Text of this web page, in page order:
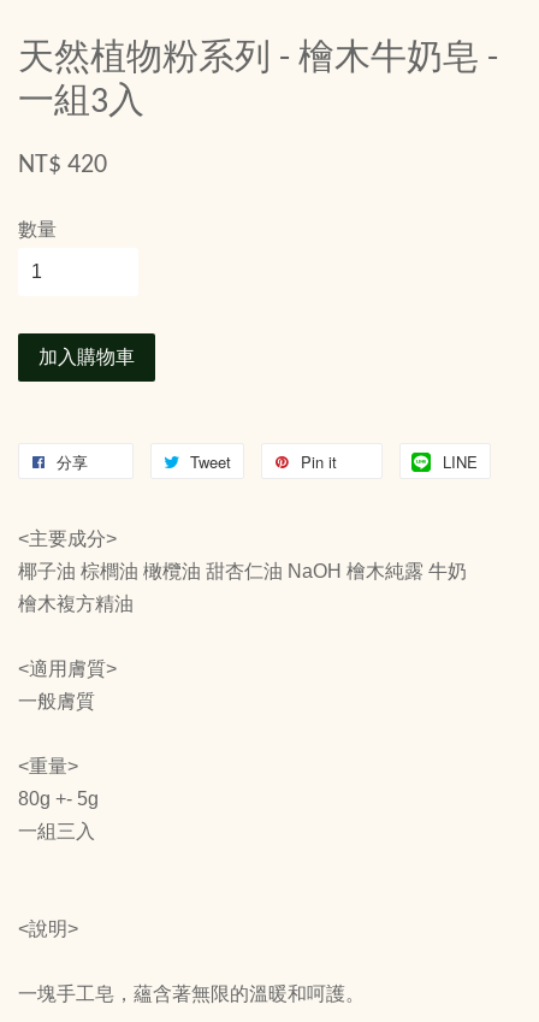
天然植物粉系列 - 檜木牛奶皂 -
一組3入
NT$ 420
數量
加入購物車
分享 Tweet Pin it LINE
<主要成分>
椰子油 棕櫚油 橄欖油 甜杏仁油 NaOH 檜木純露 牛奶
檜木複方精油
<適用膚質>
一般膚質
<重量>
80g +- 5g
一組三入
<說明>
一塊手工皂，蘊含著無限的溫暖和呵護。